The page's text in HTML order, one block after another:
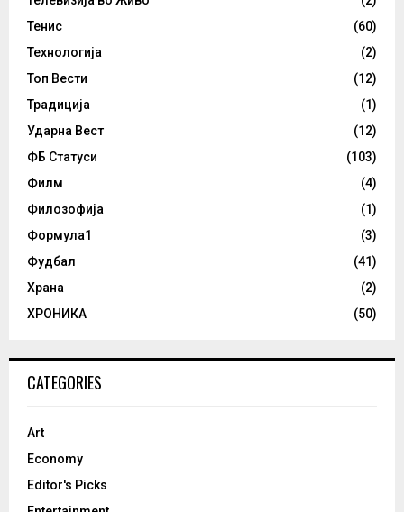
Тенис
(60)
Технологија
(2)
Топ Вести
(12)
Традиција
(1)
Ударна Вест
(12)
ФБ Статуси
(103)
Филм
(4)
Филозофија
(1)
Формула1
(3)
Фудбал
(41)
Храна
(2)
ХРОНИКА
(50)
CATEGORIES
Art
Economy
Editor's Picks